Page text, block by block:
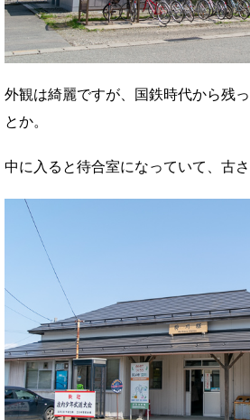
外観は綺麗ですが、国鉄時代から残
とか。
中に入ると待合室になっていて、古さ